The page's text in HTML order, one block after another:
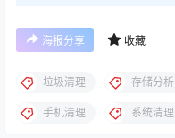
海报分享 收藏
垃圾清理 存储分析
手机清理 系统清理